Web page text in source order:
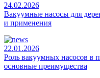
24.02.2026
Вакуумные насосы для
и применения
22.01.2026
Роль вакуумных насосов
основные преимущества